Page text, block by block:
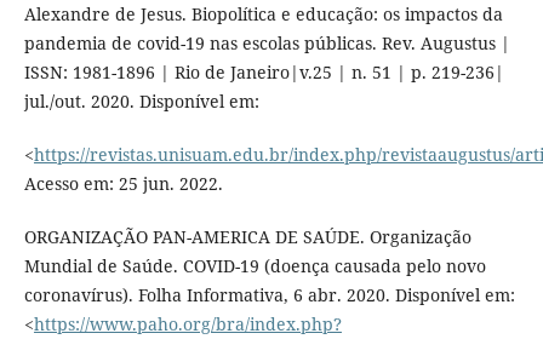
Alexandre de Jesus. Biopolítica e educação: os impactos da
pandemia de covid-19 nas escolas públicas. Rev. Augustus |
ISSN: 1981-1896 | Rio de Janeiro|v.25 | n. 51 | p. 219-236|
jul./out. 2020. Disponível em:
<https://revistas.unisuam.edu.br/index.php/revistaaugustus/
Acesso em: 25 jun. 2022.
ORGANIZAÇÃO PAN-AMERICA DE SAÚDE. Organização
Mundial de Saúde. COVID-19 (doença causada pelo novo
coronavírus). Folha Informativa, 6 abr. 2020. Disponível em:
<https://www.paho.org/bra/index.php?